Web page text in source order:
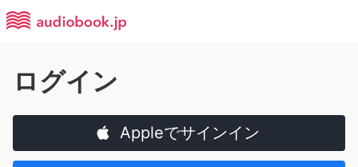
ログイン
Appleでサインイン